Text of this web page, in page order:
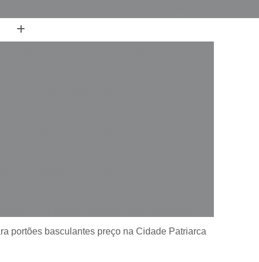
Automatização de Portão de Garagem
portões basculantes preço na Cidade Patriarca